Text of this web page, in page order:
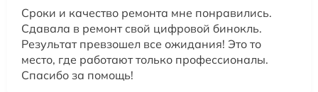
Сроки и качество ремонта мне понравились.
Сдавала в ремонт свой цифровой бинокль.
Результат превзошел все ожидания! Это то
место, где работают только профессионалы.
Спасибо за помощь!